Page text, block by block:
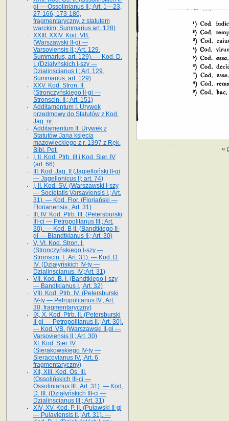
«
gi — Ossolinianus II.; Art. 1—23,
27-166, 173-180,
fragmentaryczny, z statutem
warckim; Summarius art. 128)
XXIII, XXIV. Kod. VB.
(Warszawski II-gi —
Varsoviensis II.; Art. 129.
Summarius, art. 129). — Kod. D.
I. (Działyńskich I-szy —
Dzialinscianus I.; Art. 129.
Summarius, art. 129)
XXV. Kod. Stron. II.
(Stronczyńskiego II-gi —
Stronscin. II.; Art. 151)
Additamentum I. Urywek
przedmowy do Statutów z Kod.
Jag. nr.
Additamentum II. Urywek z
Statutów Jana księcia
mazowieckiego z r. 1397 z Ręk.
Bibl. Pet.
I, II. Kod. Ptrb. III i Kod. Sier. IV
(art. 66)
III. Kod. Jag. II (Jagielloński II-gi
— Jagellonicus II; art. 74)
I, II. Kod. SV. (Warszawski I-szy
— Societatis Varsaviensis I.; Art.
31). — Kod. Flor. (Florjański —
Florianensis.; Art. 31)
III, IV. Kod. Ptrb. III. (Petersburski
III-ci — Petropolitanus III.; Art.
30). — Kod. B II. (Bandtkiego II-
gi — Biandtkianus II.; Art. 30)
V, VI. Kod. Stron. I.
(Stronczyńskiego l-szy —
Stronscin. I.; Art. 31). — Kod. D.
IV. (Działyńskich IV-ty —
Dzialinscianus. IV.;Art. 31)
VII. Kod. B. I. (Bandtkiego I-szy
— Bandtkianus I.; Art. 32)
VIII. Kod. Ptrb. IV. (Petersburski
IV-ty — Petropolitanus IV.; Art.
30, fragmentaryczny)
IX, X. Kod. Ptrb. II. (Petersburski
II-gi — Petropolitanus II.; Art. 30).
— Kod. VB. (Warszawski II-gi —
Varsoviensis II.; Art. 30)
XI. Kod. Sier. IV.
(Sierakowskiego IV-ty —
Sieracovianus IV.; Art. 6,
fragmentaryczny)
XII, XIII. Kod. Os. III.
(Ossolińskich III-ci —
Ossolinianus III.; Art. 31). — Kod,
D. III. (Działyńskich III-ci —
Dzialinscianus III.; Art. 31)
XIV, XV. Kod. P. II. (Puławski II-gi
— Pulaviensis II.; Art. 31). —